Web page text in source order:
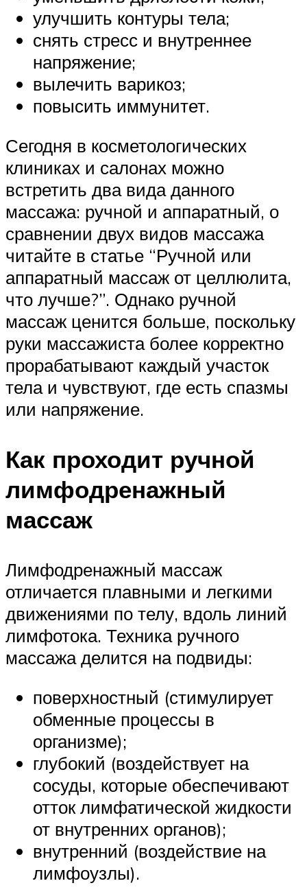
улучшить контуры тела;
снять стресс и внутреннее
напряжение;
вылечить варикоз;
повысить иммунитет.
Сегодня в косметологических
клиниках и салонах можно
встретить два вида данного
массажа: ручной и аппаратный, о
сравнении двух видов массажа
читайте в статье “Ручной или
аппаратный массаж от целлюлита,
что лучше?”. Однако ручной
массаж ценится больше, поскольку
руки массажиста более корректно
прорабатывают каждый участок
тела и чувствуют, где есть спазмы
или напряжение.
Как проходит ручной
лимфодренажный
массаж
Лимфодренажный массаж
отличается плавными и легкими
движениями по телу, вдоль линий
лимфотока. Техника ручного
массажа делится на подвиды:
поверхностный (стимулирует
обменные процессы в
организме);
глубокий (воздействует на
сосуды, которые обеспечивают
отток лимфатической жидкости
от внутренних органов);
внутренний (воздействие на
лимфоузлы).